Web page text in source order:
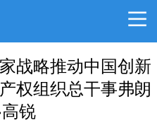
战略推动中国创新
权组织总干事弗朗
锐